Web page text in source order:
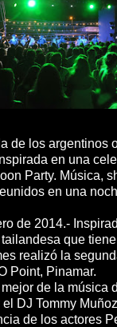
de los argentinos
en una
Party. Música,
en una
de 2014.-
que
realizó la
Point, Pinamar.
de la música
el DJ Tommy
de los actores